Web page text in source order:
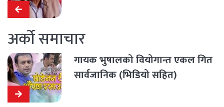
अर्को समाचार
गायक भुषालको वियोगान्त एकल गित
सार्वजानिक (भिडियो सहित)